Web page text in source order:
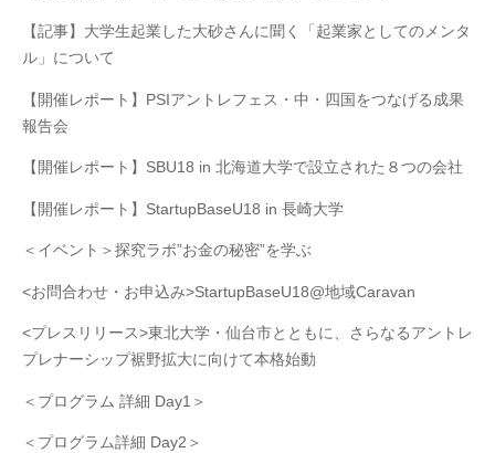
【記事】大学生起業した大砂さんに聞く「起業家としてのメンタ
ル」について
【開催レポート】PSIアントレフェス・中・四国をつなげる成果
報告会
【開催レポート】SBU18 in 北海道大学で設立された８つの会社
【開催レポート】StartupBaseU18 in 長崎大学
＜イベント＞探究ラボ”お金の秘密”を学ぶ
<お問合わせ・お申込み>StartupBaseU18@地域Caravan
<プレスリリース>東北大学・仙台市とともに、さらなるアントレ
プレナーシップ裾野拡大に向けて本格始動
＜プログラム 詳細 Day1＞
＜プログラム詳細 Day2＞